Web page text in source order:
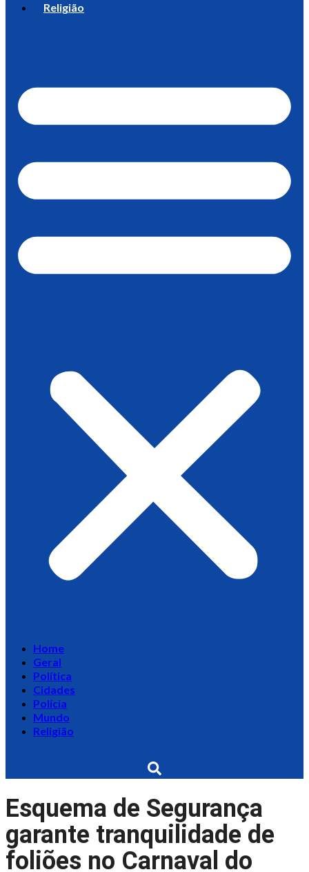
Religião
Home
Geral
Política
Cidades
Polícia
Mundo
Religião
Esquema de Segurança
garante tranquilidade de
foliões no Carnaval do